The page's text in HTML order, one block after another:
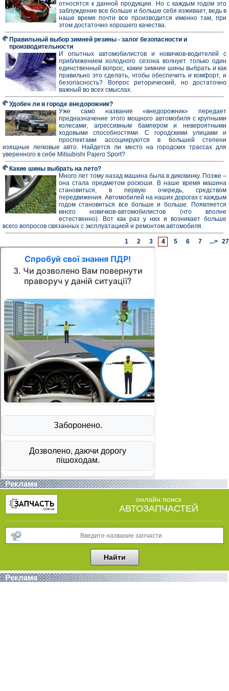
относятся к данной продукции. Но с каждым годом это
заблуждение все больше и больше себя изживает, ведь в
наше время почти все производится именно там, при
этом достаточно хорошего качества.
Правильный выбор зимней резины - залог безопасности и
производительности
И опытных автомобилистов и новичков-водителей с
приближением холодного сезона волнует только один
единственный вопрос, какие зимние шины выбрать и как
правильно это сделать, чтобы обеспечить и комфорт, и
безопасность? Вопрос риторический, но достаточно
важный во всех смыслах.
Удобен ли в городе внедорожник?
Уже само название «внедорожник» передает
предназначение этого мощного автомобиля с крупными
колесами, агрессивным бампером и невероятными
ходовыми способностями. С городскими улицами и
проспектами ассоциируются в большей степени
изящные легковые авто. Найдется ли место на городских трассах для
уверенного в себе Mitsubishi Pajero Sport?
Какие шины выбрать на лето?
Много лет тому назад машина была в диковинку. Позже –
она стала предметом роскоши. В наше время машина
становиться, в первую очередь, средством
передвижения. Автомобилей на наших дорогах с каждым
годом становиться все больше и больше. Появляется
много новичков-автомобилистов (что вполне
естественно). Вот как раз у них и возникает больше
всего вопросов связанных с эксплуатацией и ремонтом автомобиля.
1 2 3 4 5 6 7 ...> 27
Реклама
онлайн поиск
АВТОЗАПЧАСТЕЙ
Реклама